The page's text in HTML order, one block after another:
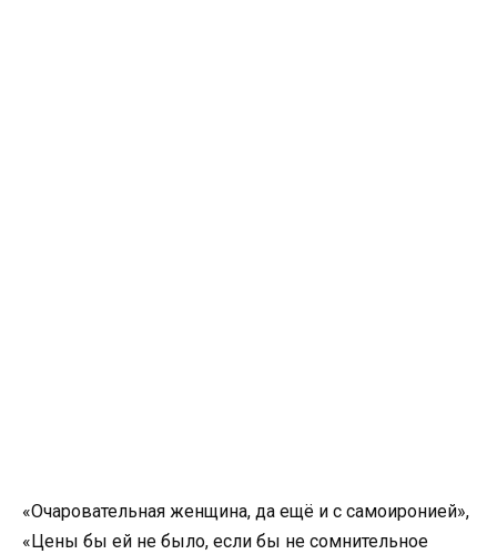
«Очаровательная женщина, да ещё и с самоиронией»,
«Цены бы ей не было, если бы не сомнительное